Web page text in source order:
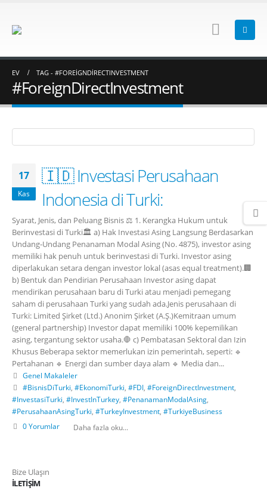
EV TAG - #FOREIGNDIRECTINVESTMENT
#ForeignDirectInvestment
17
Kas
🇮🇩 Investasi Perusahaan
Indonesia di Turki:
Syarat, Jenis, dan Peluang Bisnis ⚖️ 1. Kerangka Hukum untuk
Berinvestasi di Turki🏛️ a) Hak Investasi Asing Langsung Berdasarkan
Undang-Undang Penanaman Modal Asing (No. 4875), investor asing
memiliki hak penuh untuk berinvestasi di Turki. Investor asing
diperlakukan setara dengan investor lokal (asas equal treatment).🏢
b) Bentuk dan Pendirian Perusahaan Investor asing dapat
mendirikan perusahaan baru di Turki atau menjadi pemegang
saham di perusahaan Turki yang sudah ada.Jenis perusahaan di
Turki: Limited Şirket (Ltd.) Anonim Şirket (A.Ş.)Kemitraan umum
(general partnership) Investor dapat memiliki 100% kepemilikan
asing, tergantung sektor usaha.🛑 c) Pembatasan Sektoral dan Izin
Khusus Beberapa sektor memerlukan izin pemerintah, seperti: 🔹
Pertahanan 🔹 Energi dan sumber daya alam 🔹 Media dan...
Genel Makaleler
#BisnisDiTurki, #EkonomiTurki, #FDI, #ForeignDirectInvestment,
#InvestasiTurki, #InvestInTurkey, #PenanamanModalAsing,
#PerusahaanAsingTurki, #TurkeyInvestment, #TurkiyeBusiness
0 Yorumlar
Daha fazla oku...
Bize Ulaşın
İLETIŞIM